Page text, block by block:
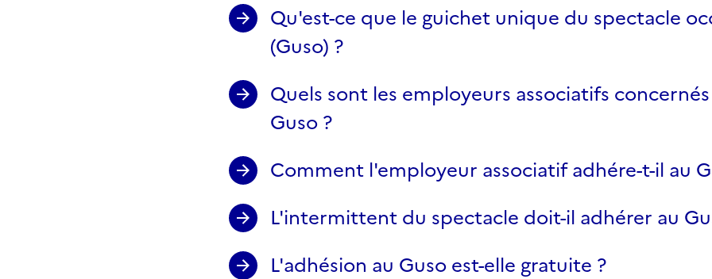
Qu'est-ce que le guichet unique du spectacle
(Guso) ?
Quels sont les employeurs associatifs
Guso ?
Comment l'employeur associatif adhére-t-il au
L'intermittent du spectacle doit-il adhérer au
L'adhésion au Guso est-elle gratuite ?